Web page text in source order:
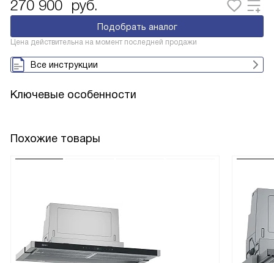
270 900 руб.
Подобрать аналог
Цена действительна на момент последней продажи
Все инструкции
Ключевые особенности
Похожие товары